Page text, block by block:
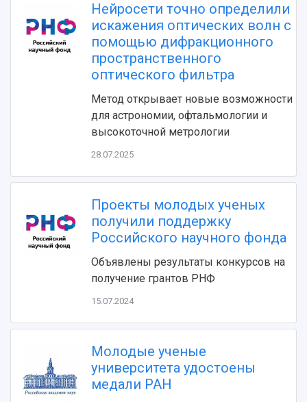
НАЗАД
Об университете
Наблюдательный совет
Попечительский совет
Ученый совет
Главные новости
События
СМИ об университете
Пресс-центр
Образование
Почему я выбираю Самарский университет?
Магистратура
Формы обучения
Учебные планы
Дополнительное образование
Научно-исследовательская деятельность
Основные научные направления
Подготовка научных кадров
работников
Научно-технический совет
Нейросети точно определили
искажения оптических волн с
помощью дифракционного
пространственного
оптического фильтра
Метод открывает новые возможности
для астрономии, офтальмологии и
высокоточной метрологии
28.07.2025
Проекты молодых ученых
получили поддержку
Российского научного фонда
Объявлены результаты конкурсов на
получение грантов РНФ
15.07.2024
Молодые ученые
университета удостоены
медали РАН